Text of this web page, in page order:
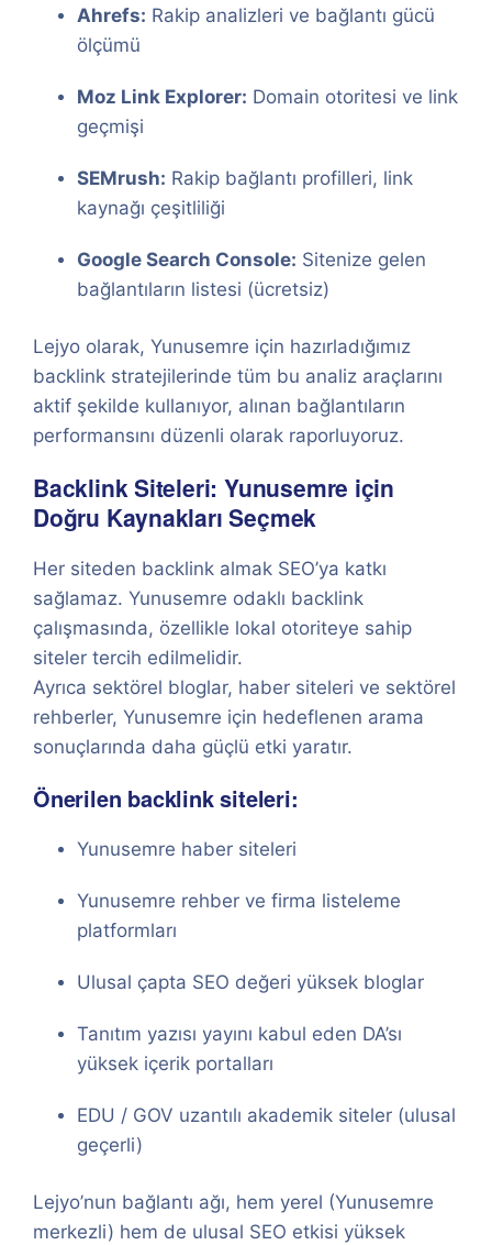
Ahrefs: Rakip analizleri ve bağlantı gücü
ölçümü
Moz Link Explorer: Domain otoritesi ve link
geçmişi
SEMrush: Rakip bağlantı profilleri, link
kaynağı çeşitliliği
Google Search Console: Sitenize gelen
bağlantıların listesi (ücretsiz)
Lejyo olarak, Yunusemre için hazırladığımız
backlink stratejilerinde tüm bu analiz araçlarını
aktif şekilde kullanıyor, alınan bağlantıların
performansını düzenli olarak raporluyoruz.
Backlink Siteleri: Yunusemre için
Doğru Kaynakları Seçmek
Her siteden backlink almak SEO’ya katkı
sağlamaz. Yunusemre odaklı backlink
çalışmasında, özellikle lokal otoriteye sahip
siteler tercih edilmelidir.
Ayrıca sektörel bloglar, haber siteleri ve sektörel
rehberler, Yunusemre için hedeflenen arama
sonuçlarında daha güçlü etki yaratır.
Önerilen backlink siteleri:
Yunusemre haber siteleri
Yunusemre rehber ve firma listeleme
platformları
Ulusal çapta SEO değeri yüksek bloglar
Tanıtım yazısı yayını kabul eden DA’sı
yüksek içerik portalları
EDU / GOV uzantılı akademik siteler (ulusal
geçerli)
Lejyo’nun bağlantı ağı, hem yerel (Yunusemre
merkezli) hem de ulusal SEO etkisi yüksek